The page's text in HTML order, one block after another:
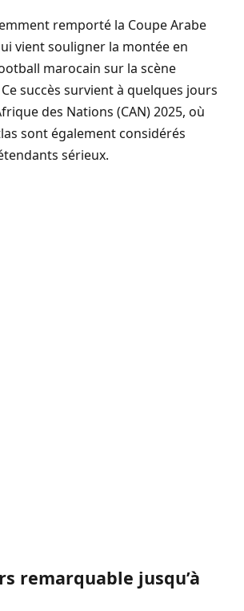
remporté la Coupe Arabe
vient souligner la montée en
marocain sur la scène
succès survient à quelques jours
des Nations (CAN) 2025, où
sont également considérés
sérieux.
remarquable jusqu’à